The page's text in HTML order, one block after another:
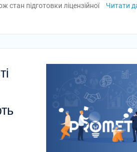
стан підготовки ліцензійної
Читати